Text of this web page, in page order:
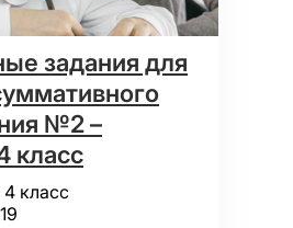
задания для
№2 –
класс
класс